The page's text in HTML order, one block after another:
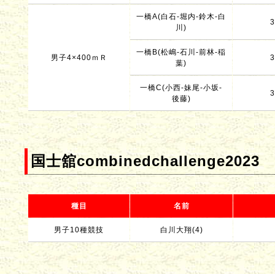
男子4×400ｍＲ
一橋A(白石-堀内-鈴木-白
川)
一橋B(松嶋-石川-前林-稲
葉)
一橋C(小西-妹尾-小坂-
後藤)
国士舘combinedchallenge2023
種目 名前
男子10種競技 白川大翔(4)